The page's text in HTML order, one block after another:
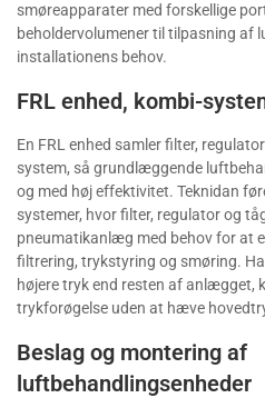
smøreapparater med forskellige
beholdervolumener til tilpasning af
installationens behov.
FRL enhed, kombi-
En FRL enhed samler filter,
system, så grundlæggende
og med høj effektivitet. Teknidan
systemer, hvor filter, regulator og
pneumatikanlæg med behov for at
filtrering, trykstyring og smøring.
højere tryk end resten af anlægget,
trykforøgelse uden at hæve
Beslag og montering af
luftbehandlingsenheder